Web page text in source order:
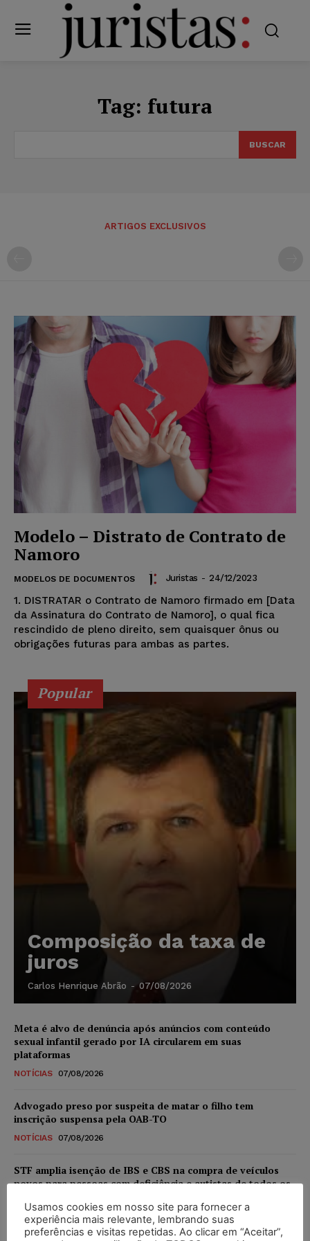
Tag: futura
BUSCAR
ARTIGOS EXCLUSIVOS
Modelo – Distrato de Contrato de
Namoro
MODELOS DE DOCUMENTOS Juristas - 24/12/2023
1. DISTRATAR o Contrato de Namoro firmado em [Data
da Assinatura do Contrato de Namoro], o qual fica
rescindido de pleno direito, sem quaisquer ônus ou
obrigações futuras para ambas as partes.
Popular
Composição da taxa de
juros
Carlos Henrique Abrão - 07/08/2026
Meta é alvo de denúncia após anúncios com conteúdo
sexual infantil gerado por IA circularem em suas
plataformas
NOTÍCIAS 07/08/2026
Advogado preso por suspeita de matar o filho tem
inscrição suspensa pela OAB-TO
NOTÍCIAS 07/08/2026
STF amplia isenção de IBS e CBS na compra de veículos
novos para pessoas com deficiência e autistas de todos os
DIREITO TRIBUTÁRIO 07/08/2026
Usamos cookies em nosso site para fornecer a
experiência mais relevante, lembrando suas
preferências e visitas repetidas. Ao clicar em “Aceitar”,